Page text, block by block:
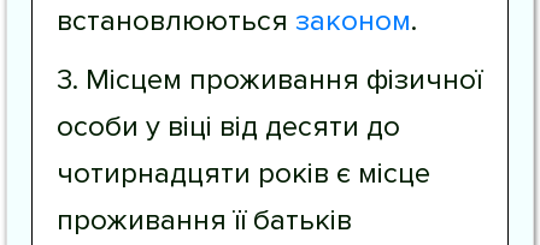
встановлюються законом.
3. Місцем проживання фізичної
особи у віці від десяти до
чотирнадцяти років є місце
проживання її батьків